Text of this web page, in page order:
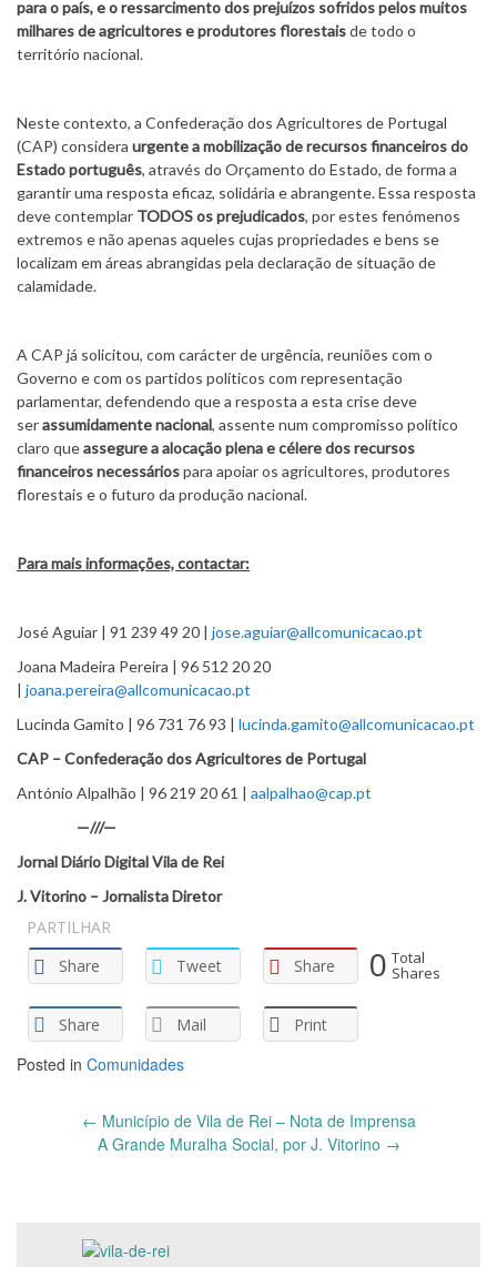
para o país, e o ressarcimento dos prejuízos sofridos pelos muitos
milhares de agricultores e produtores florestaisde todo o
território nacional.
Neste contexto, a Confederação dos Agricultores de Portugal
(CAP) considera urgente a mobilização de recursos financeiros do
Estado português, através do Orçamento do Estado, de forma a
garantir uma resposta eficaz, solidária e abrangente. Essa resposta
deve contemplar TODOS os prejudicados, por estes fenómenos
extremos e não apenas aqueles cujas propriedades e bens se
localizam em áreas abrangidas pela declaração de situação de
calamidade.
A CAP já solicitou, com carácter de urgência, reuniões com o
Governo e com os partidos políticos com representação
parlamentar, defendendo que a resposta a esta crise deve
serassumidamente nacional, assente num compromisso político
claro queassegure a alocação plena e célere dos recursos
financeiros necessáriospara apoiar os agricultores, produtores
florestais e o futuro da produção nacional.
Para mais informações, contactar:
José Aguiar | 91 239 49 20 | jose.aguiar@allcomunicacao.pt
Joana Madeira Pereira | 96 512 20 20
| joana.pereira@allcomunicacao.pt
Lucinda Gamito | 96 731 76 93 | lucinda.gamito@allcomunicacao.pt
CAP – Confederação dos Agricultores de Portugal
António Alpalhão | 96 219 20 61 | aalpalhao@cap.pt
—///—
Jornal Diário Digital Vila de Rei
J. Vitorino – Jornalista Diretor
PARTILHAR
Share
Tweet Share
Share Mail Print
0 Total
Shares
Posted in Comunidades
navigation
← Município de Vila de Rei – Nota de Imprensa
A Grande Muralha Social, por J. Vitorino →